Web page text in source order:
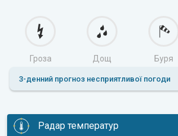
Гроза Дощ Буря
3-денний прогноз несприятливої погоди
Радар температур